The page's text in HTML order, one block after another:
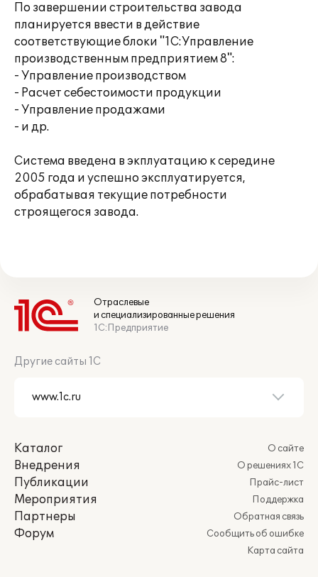
По завершении строительства завода
планируется ввести в действие
соответствующие блоки "1С:Управление
производственным предприятием 8":
- Управление производством
- Расчет себестоимости продукции
- Управление продажами
- и др.
Система введена в экплуатацию к середине
2005 года и успешно эксплуатируется,
обрабатывая текущие потребности
строящегося завода.
Отраслевые
и специализированные решения
1С:Предприятие
Другие сайты 1С
Каталог
Внедрения
Публикации
Мероприятия
Партнеры
Форум
О сайте
О решениях 1С
Прайс-лист
Поддержка
Обратная связь
Сообщить об ошибке
Карта сайта